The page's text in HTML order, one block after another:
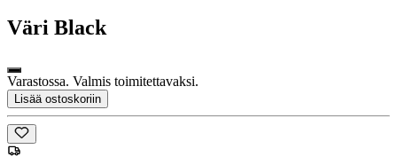
Väri Black
Varastossa. Valmis toimitettavaksi.
Lisää ostoskoriin